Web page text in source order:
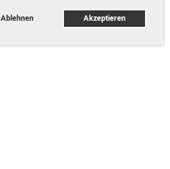
Ablehnen Akzeptieren